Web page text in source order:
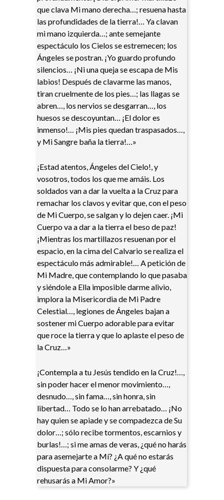
que clava Mi mano derecha…; resuena hasta
las profundidades de la tierra!… Ya clavan
mi mano izquierda…; ante semejante
espectáculo los Cielos se estremecen; los
Ángeles se postran. ¡Yo guardo profundo
silencios… ¡Ni una queja se escapa de Mis
labios! Después de clavarme las manos,
tiran cruelmente de los pies…; las llagas se
abren…, los nervios se desgarran…, los
huesos se descoyuntan… ¡El dolor es
inmenso!… ¡Mis pies quedan traspasados…,
y Mi Sangre baña la tierra!…»
¡Estad atentos, Ángeles del Cielo!, y
vosotros, todos los que me amáis. Los
soldados van a dar la vuelta a la Cruz para
remachar los clavos y evitar que, con el peso
de Mi Cuerpo, se salgan y lo dejen caer. ¡Mi
Cuerpo va a dar a la tierra el beso de paz!
¡Mientras los martillazos resuenan por el
espacio, en la cima del Calvario se realiza el
espectáculo más admirable!… A petición de
Mi Madre, que contemplando lo que pasaba
y siéndole a Ella imposible darme alivio,
implora la Misericordia de Mi Padre
Celestial…, legiones de Ángeles bajan a
sostener mi Cuerpo adorable para evitar
que roce la tierra y que lo aplaste el peso de
la Cruz…»
¡Contempla a tu Jesús tendido en la Cruz!…,
sin poder hacer el menor movimiento…,
desnudo…, sin fama…, sin honra, sin
libertad… Todo se lo han arrebatado… ¡No
hay quien se apiade y se compadezca de Su
dolor…; sólo recibe tormentos, escarnios y
burlas!…; si me amas de veras, ¿qué no harás
para asemejarte a Mí? ¿A qué no estarás
dispuesta para consolarme? Y ¿qué
rehusarás a Mi Amor?»